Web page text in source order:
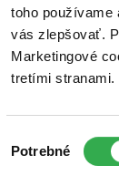
toho používame
vás zlepšovať.
Marketingové
tretími
súhlasu
Potrebné